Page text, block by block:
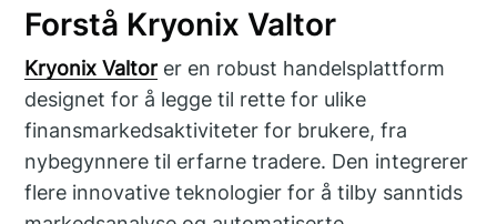
Forstå Kryonix Valtor
Kryonix Valtor er en robust handelsplattform
designet for å legge til rette for ulike
finansmarkedsaktiviteter for brukere, fra
nybegynnere til erfarne tradere. Den integrerer
flere innovative teknologier for å tilby sanntids